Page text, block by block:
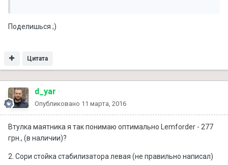
Поделишься ;)
Цитата
d_yar
Опубликовано 11 марта, 2016
Втулка маятника я так понимаю оптимально Lemforder - 277
грн., (в наличии)?
2. Сори стойка стабилизатора левая (не правильно написал)